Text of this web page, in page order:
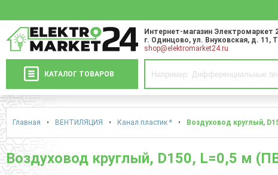
Интернет-магазин Электромаркет
г. Одинцово, ул. Внуковская, д. 11 ,
shop@elektromarket24.ru
КАТАЛОГ ТОВАРОВ
Главная • ВЕНТИЛЯЦИЯ • Канал пластик * • Воздуховод круглый,
Воздуховод круглый, D150, L=0,5 м